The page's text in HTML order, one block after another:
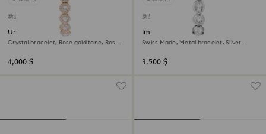
新品
Una Angelic watch
Crystal bracelet, Rose gold tone, Rose
4,000 $
新品
Imber oval watch
Swiss Made, Metal bracelet, Silver
3,500 $